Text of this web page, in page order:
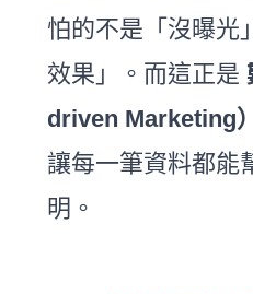
怕的不是「沒曝光
效果」。而這正是
driven Marketing）
讓每一筆資料都能
明。